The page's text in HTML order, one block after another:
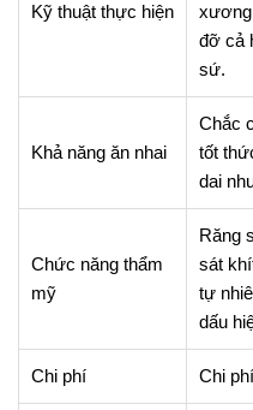
Kỹ thuật thực hiện
xương
đỡ cả
sứ.
Khả năng ăn nhai
Chắc
tốt
dai
Chức năng thẩm
mỹ
Răng
sát
tự
dấu
Chi phí Chi